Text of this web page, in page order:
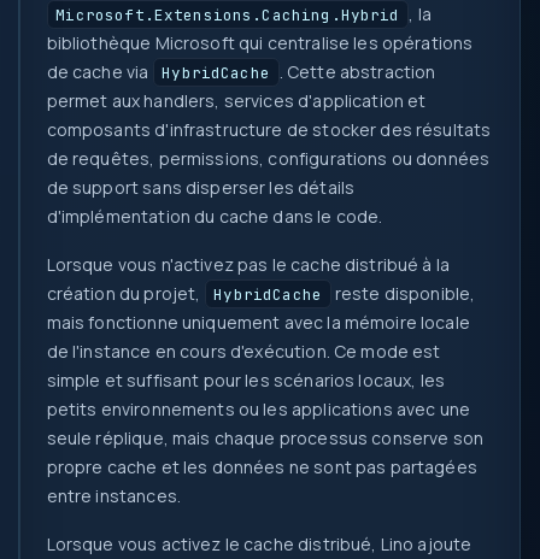
Microsoft.Extensions.Caching.Hybrid
, la
bibliothèque Microsoft qui centralise les opérations
de cache via
HybridCache
. Cette abstraction
permet aux handlers, services d'application et
composants d'infrastructure de stocker des résultats
de requêtes, permissions, configurations ou données
de support sans disperser les détails
d'implémentation du cache dans le code.
Lorsque vous n'activez pas le cache distribué à la
création du projet,
HybridCache
reste disponible,
mais fonctionne uniquement avec la mémoire locale
de l'instance en cours d'exécution. Ce mode est
simple et suffisant pour les scénarios locaux, les
petits environnements ou les applications avec une
seule réplique, mais chaque processus conserve son
propre cache et les données ne sont pas partagées
entre instances.
Lorsque vous activez le cache distribué, Lino ajoute